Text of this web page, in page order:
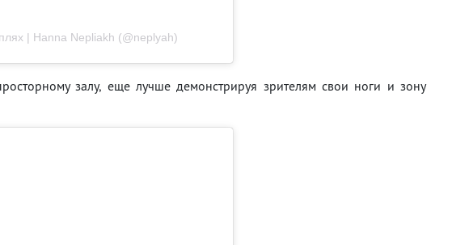
| Hanna Nepliakh (@neplyah)
залу, еще лучше демонстрируя зрителям свои ноги и зону